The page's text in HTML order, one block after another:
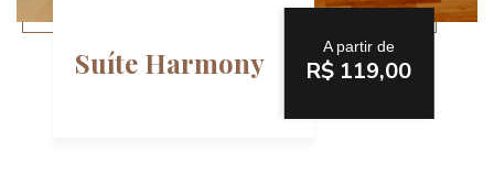
Suíte Harmony A partir de
R$ 119,00